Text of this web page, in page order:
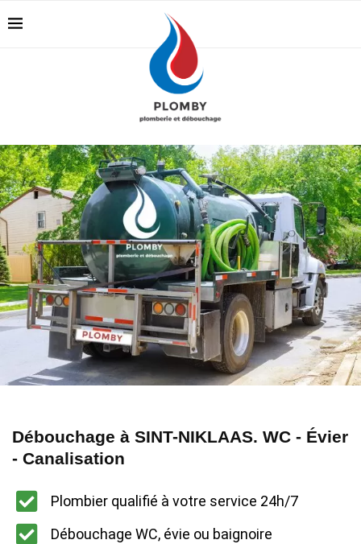
Débouchage à SINT-NIKLAAS. WC - Évier
- Canalisation
Plombier qualifié à votre service 24h/7
Débouchage WC, évie ou baignoire